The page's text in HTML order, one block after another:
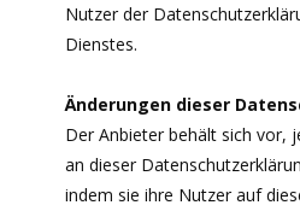
Nutzer der
Dienstes.
Änderungen dieser
Der Anbieter behält sich vor,
an dieser
indem sie ihre Nutzer auf